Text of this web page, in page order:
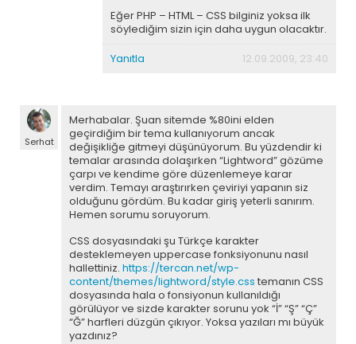
Eğer PHP – HTML – CSS bilginiz yoksa ilk
söylediğim sizin için daha uygun olacaktır.
Yanıtla
12.09.2009, 23:40
Serhat
Merhabalar. Şuan sitemde %80ini elden
geçirdiğim bir tema kullanıyorum ancak
değişikliğe gitmeyi düşünüyorum. Bu yüzdendir ki
temalar arasında dolaşırken “Lightword” gözüme
çarpı ve kendime göre düzenlemeye karar
verdim. Temayı araştırırken çeviriyi yapanın siz
olduğunu gördüm. Bu kadar giriş yeterli sanırım.
Hemen sorumu soruyorum.
CSS dosyasındaki şu Türkçe karakter
desteklemeyen uppercase fonksiyonunu nasıl
hallettiniz. https://tercan.net/wp-
content/themes/lightword/style.css temanın CSS
dosyasında hala o fonsiyonun kullanıldığı
görülüyor ve sizde karakter sorunu yok “İ” “Ş” “Ç”
“Ğ” harfleri düzgün çıkıyor. Yoksa yazıları mı büyük
yazdınız?